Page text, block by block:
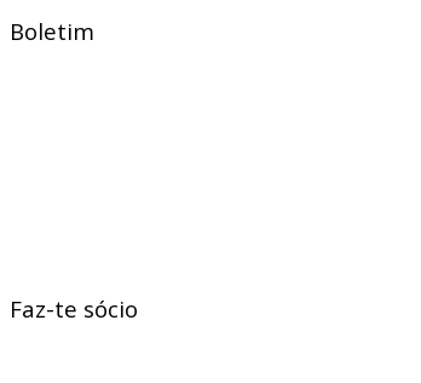
Boletim
Faz-te sócio